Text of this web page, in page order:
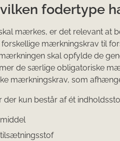
fodertype
mærkes, er det relevant at
forskellige mærkningskrav til
skal opfylde de
de særlige obligatoriske
mærkningskrav, som
der kun består af ét